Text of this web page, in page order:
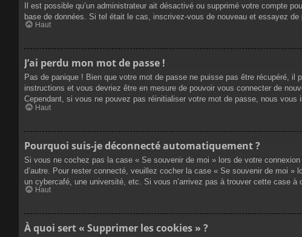
Il est possible qu’un administrateur ait désactivé ou supprimé votre compte
base de données. Si tel était le cas, inscrivez-vous de nouveau et essayez
Haut
J’ai perdu mon mot de passe !
Pas de panique ! Bien que votre mot de passe ne puisse pas être récupéré,
instructions et vous devriez être en mesure de pouvoir vous connecter de
Cependant, si vous ne pouvez pas réinitialiser votre mot de passe, nous
Haut
Pourquoi suis-je déconnecté automatiquement ?
Si vous ne cochez pas la case « Se souvenir de moi » lors de votre
d’autre. Pour rester connecté, veuillez cocher la case « Se souvenir de moi »
un cybercafé, une université, etc. Si vous n’arrivez pas à trouver cette case
Haut
À quoi sert « Supprimer les cookies » ?